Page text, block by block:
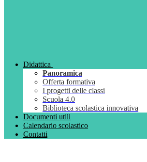
Didattica
Panoramica
Offerta formativa
I progetti delle classi
Scuola 4.0
Biblioteca scolastica innovativa
Documenti utili
Calendario scolastico
Contatti